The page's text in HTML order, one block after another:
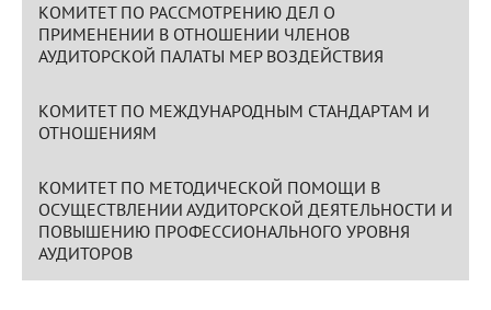
КОМИТЕТ ПО РАССМОТРЕНИЮ ДЕЛ О
ПРИМЕНЕНИИ В ОТНОШЕНИИ ЧЛЕНОВ
АУДИТОРСКОЙ ПАЛАТЫ МЕР ВОЗДЕЙСТВИЯ
КОМИТЕТ ПО МЕЖДУНАРОДНЫМ СТАНДАРТАМ И
ОТНОШЕНИЯМ
КОМИТЕТ ПО МЕТОДИЧЕСКОЙ ПОМОЩИ В
ОСУЩЕСТВЛЕНИИ АУДИТОРСКОЙ ДЕЯТЕЛЬНОСТИ И
ПОВЫШЕНИЮ ПРОФЕССИОНАЛЬНОГО УРОВНЯ
АУДИТОРОВ